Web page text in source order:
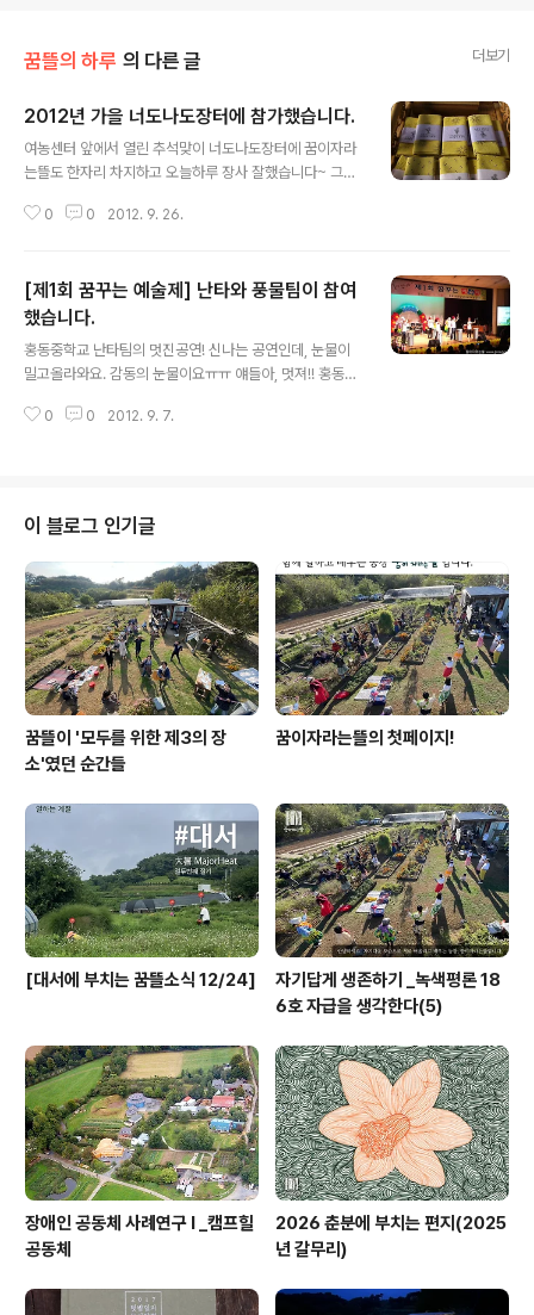
꿈뜰의 하루 의 다른 글 더보기
2012년 가을 너도나도장터에 참가했습니다.
여농센터 앞에서 열린 추석맞이 너도나도장터에 꿈이자라
는뜰도 한자리 차지하고 오늘하루 장사 잘했습니다~ 그동
만든 허브차와 허브솔트, 자연염색 손수건들을 들고 나왔
모두모두 감사합니다~ 즐거운 한가위되세요! 꿈이자라는
뜰 농장에서 키운 메리골드로 직접 물들인 손수건이에요.
올해는 유난히 노란물이 곱게 들었지요.새롭게 선보인 종
이 띠포장도 호응이 좋아요^^ 선물로 인기만점! 꿈이자라
는뜰에서 만든 유기농 수제 허브차: 캐모마일입니다. 편히
쉬고 싶을 때 캐모마일을 찾아주세요~허브의 효능이 궁금
0 0 2012. 9. 26.
[제1회 꿈꾸는 예술제] 난타와 풍물팀이 참여
했습니다.
홍동중학교 난타팀의 멋진공연! 신나는 공연인데, 눈물이
밀고올라와요. 감동의 눈물이요ㅠㅠ 얘들아, 멋져!! 홍동초
여주기위해 신경쓰는 모습도 없이, 스스로가 즐거워서 뛰
0 0 2012. 9. 7.
이 블로그 인기글
꿈뜰이 '모두를 위한 제3의 장
소'였던 순간들
꿈이자라는뜰의 첫페이지!
[대서에 부치는 꿈뜰소식 12/24]
자기답게 생존하기 _녹색평론 18
6호 자급을 생각한다(5)
장애인 공동체 사례연구 I _캠프힐
공동체
2026 춘분에 부치는 편지(2025
년 갈무리)